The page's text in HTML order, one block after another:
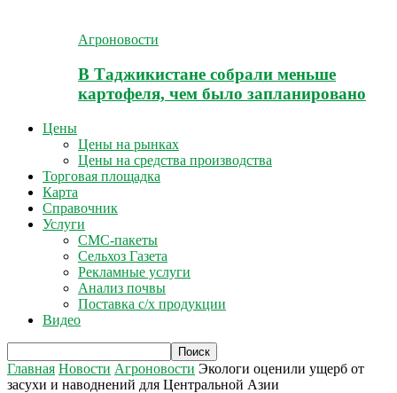
Агроновости
В Таджикистане собрали меньше
картофеля, чем было запланировано
Цены
Цены на рынках
Цены на средства производства
Торговая площадка
Карта
Справочник
Услуги
СМС-пакеты
Сельхоз Газета
Рекламные услуги
Анализ почвы
Поставка с/х продукции
Видео
Главная Новости Агроновости Экологи оценили ущерб от
засухи и наводнений для Центральной Азии